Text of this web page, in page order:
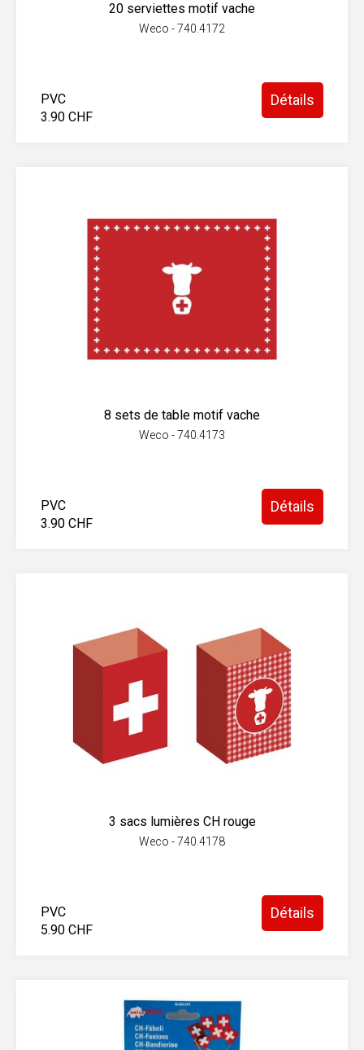
20 serviettes motif vache
Weco - 740.4172
PVC
3.90 CHF
Détails
8 sets de table motif vache
Weco - 740.4173
PVC
3.90 CHF
Détails
3 sacs lumières CH rouge
Weco - 740.4178
PVC
5.90 CHF
Détails